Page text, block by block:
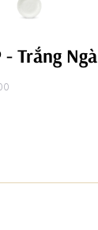
Trắng Ngà